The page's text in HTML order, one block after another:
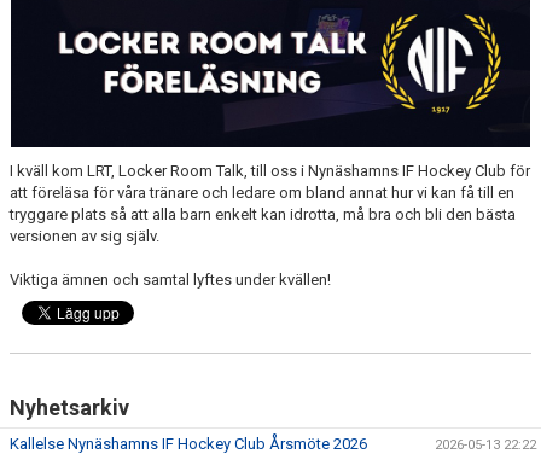
KLUBBSHOP, HAGSÄTRA SPORT
FÖRSÄKRING
I kväll kom LRT, Locker Room Talk, till oss i Nynäshamns IF Hockey Club för
att föreläsa för våra tränare och ledare om bland annat hur vi kan få till en
tryggare plats så att alla barn enkelt kan idrotta, må bra och bli den bästa
versionen av sig själv.
Viktiga ämnen och samtal lyftes under kvällen!
Nyhetsarkiv
Kallelse Nynäshamns IF Hockey Club Årsmöte 2026 2026-05-13 22:22